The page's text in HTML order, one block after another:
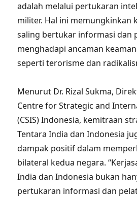
adalah melalui pertukaran
militer. Hal ini memungkinkan
saling bertukar informasi dan
menghadapi ancaman
seperti terorisme dan
Menurut Dr. Rizal Sukma,
Centre for Strategic and
(CSIS) Indonesia, kemitraan
Tentara India dan Indonesia
dampak positif dalam
bilateral kedua negara.
India dan Indonesia bukan
pertukaran informasi dan